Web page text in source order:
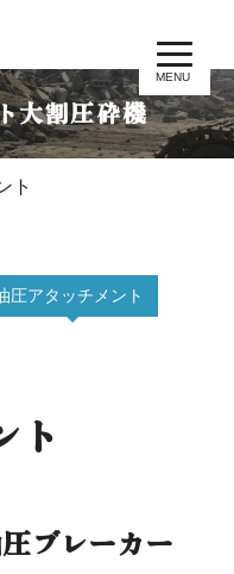
MENU
大割圧砕機
ト
圧アタッチメント
ト
ブレーカー